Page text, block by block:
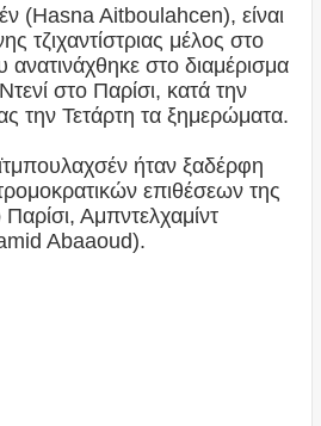
(Hasna Aitboulahcen), είναι
τζιχαντίστριας μέλος στο
στο διαμέρισμα
στο Παρίσι, κατά την
την Τετάρτη τα ξημερώματα.
ήταν ξαδέρφη
επιθέσεων της
Αμπντελχαμίντ
Abaaoud).